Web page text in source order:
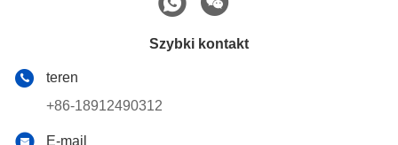
Szybki kontakt
teren
+86-18912490312
E-mail